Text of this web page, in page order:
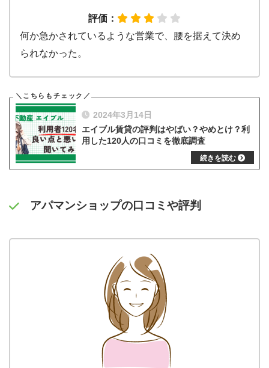
評価：
何か急かされているような営業で、腰を据えて決め
られなかった。
2024年3月14日
エイブル賃貸の評判はやばい？やめとけ？利
用した120人の口コミを徹底調査
アパマンショップの口コミや評判